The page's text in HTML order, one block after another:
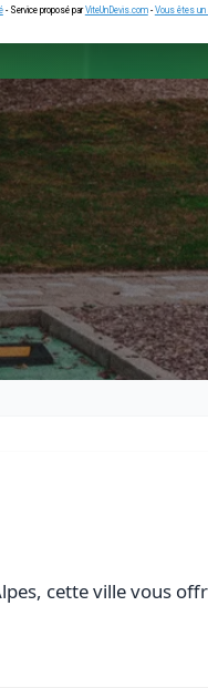
ne sais pas
Retour à
cette ville vous